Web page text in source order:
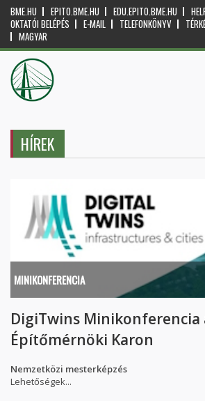
BME.HU EPITO.BME.HU EDU.EPITO.BME.HU
OKTATÓI BELÉPÉS
E-MAIL TELEFONKÖNYV
MAGYAR
HÍREK
MINIKONFERENCIA
DigiTwins Minikonferencia
Építőmérnöki Karon
Nemzetközi mesterképzés
Lehetőségek...